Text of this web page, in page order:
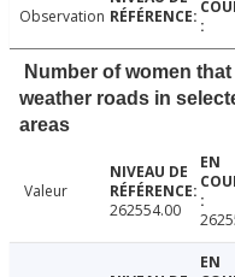
Observation
Number of women
weather roads in
areas
Valeur
262554.00